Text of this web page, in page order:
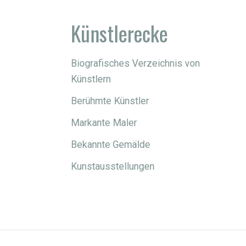
Künstlerecke
Biografisches Verzeichnis von
Künstlern
Berühmte Künstler
Markante Maler
Bekannte Gemälde
Kunstausstellungen